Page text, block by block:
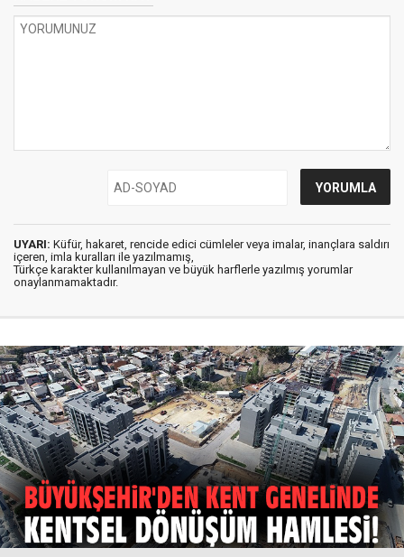
UYARI: Küfür, hakaret, rencide edici cümleler veya imalar, inançlara saldırı
içeren, imla kuralları ile yazılmamış,
Türkçe karakter kullanılmayan ve büyük harflerle yazılmış yorumlar
onaylanmamaktadır.